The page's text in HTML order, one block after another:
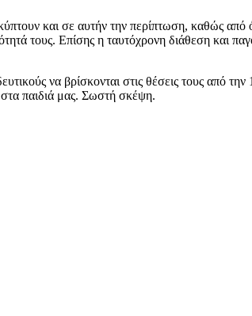
και σε αυτήν την περίπτωση, καθώς από
τους. Επίσης η ταυτόχρονη διάθεση και
να βρίσκονται στις θέσεις τους από
παιδιά μας. Σωστή σκέψη.